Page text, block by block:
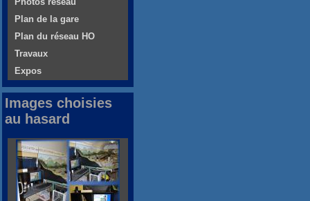
Plan de la gare
Plan du réseau HO
Travaux
Expos
Images choisies
au hasard